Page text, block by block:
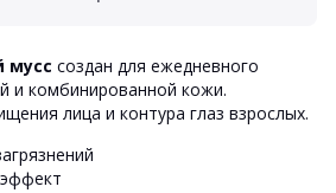
создан для ежедневного
и комбинированной кожи.
лица и контура глаз взрослых.